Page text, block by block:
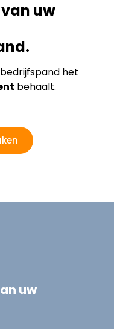
uw
het
behaalt.
uw